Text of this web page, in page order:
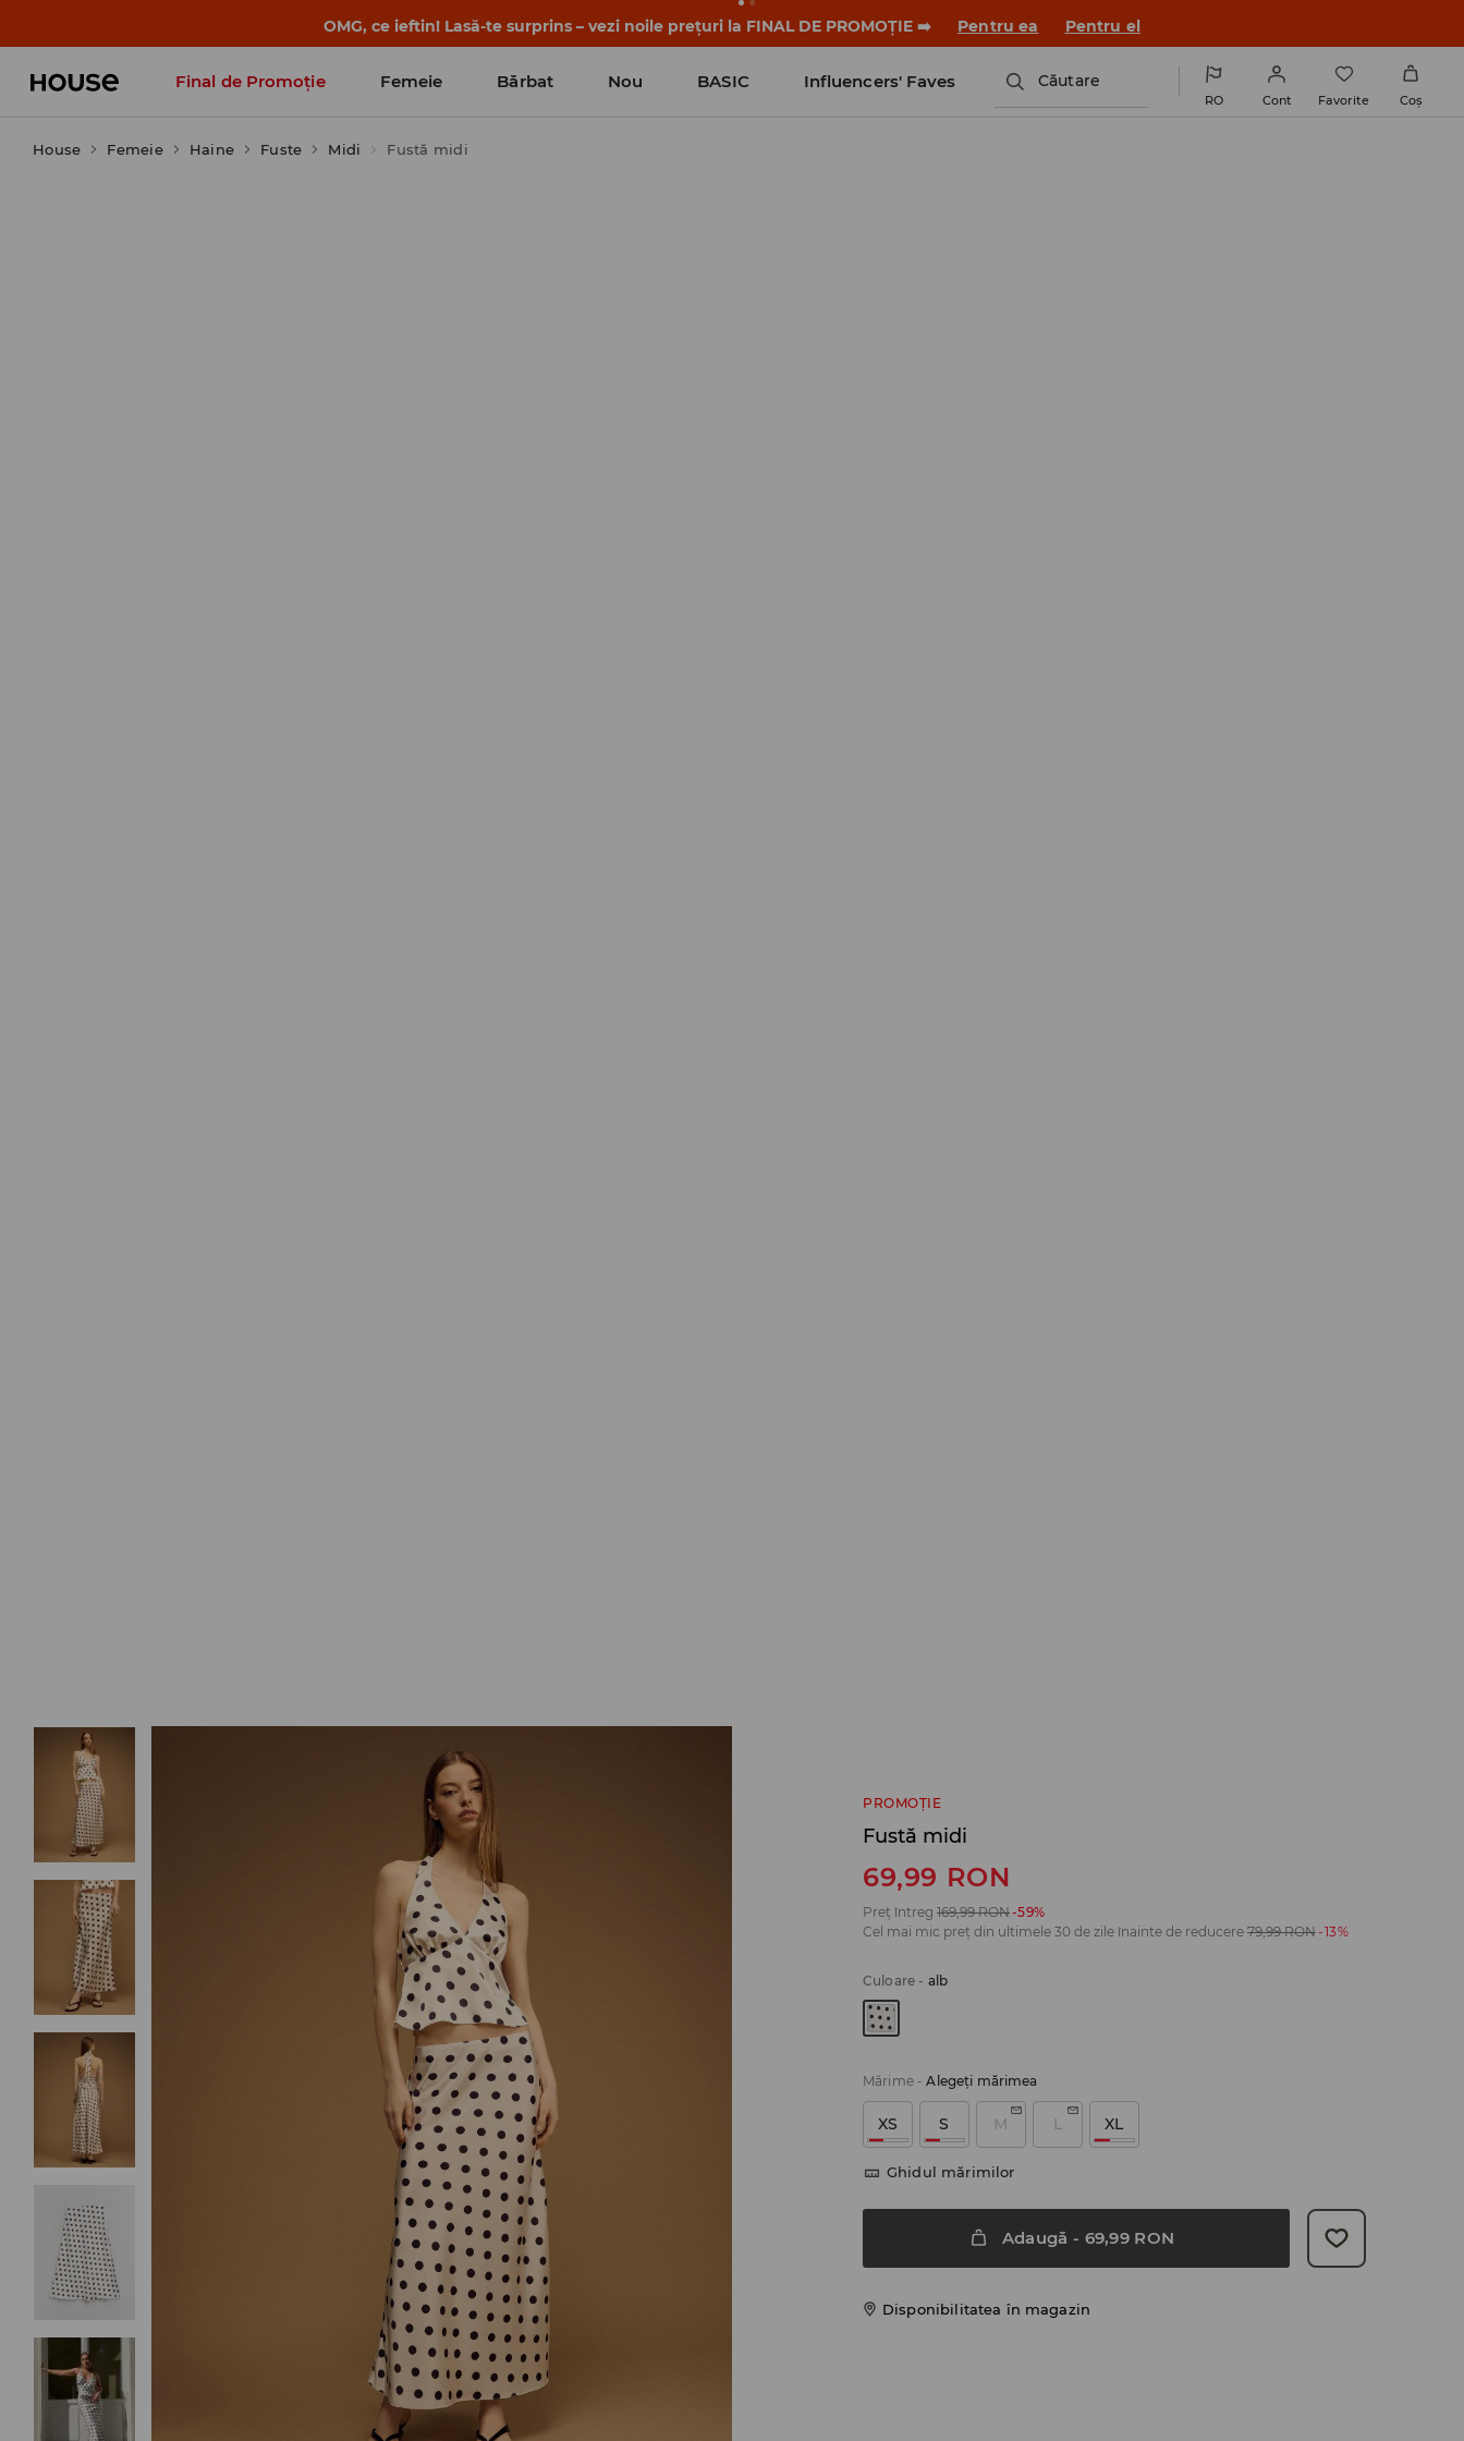
OMG, ce ieftin! Lasă-te surprins – vezi noile prețuri la FINAL DE PROMOȚIE ➡️ Pentru ea Pentru el
Final de Promoție Femeie Bărbat Nou BASIC Influencers' Faves Căutare
RO Cont Favorite Coş
House Femeie Haine Fuste Midi Fustă midi
PROMOȚIE
Fustă midi
69,99 RON
Preț întreg 169,99 RON-59%
Cel mai mic preț din ultimele 30 de zile înainte de reducere 79,99 RON-13%
Culoare - alb
Mărime-Alegeţi mărimea
XS S M L XL
Ghidul mărimilor
Adaugă - 69,99 RON
Disponibilitatea în magazin